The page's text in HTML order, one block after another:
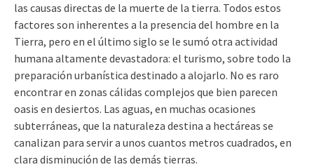
las causas directas de la muerte de la tierra. Todos estos
factores son inherentes a la presencia del hombre en la
Tierra, pero en el último siglo se le sumó otra actividad
humana altamente devastadora: el turismo, sobre todo la
preparación urbanística destinado a alojarlo. No es raro
encontrar en zonas cálidas complejos que bien parecen
oasis en desiertos. Las aguas, en muchas ocasiones
subterráneas, que la naturaleza destina a hectáreas se
canalizan para servir a unos cuantos metros cuadrados, en
clara disminución de las demás tierras.